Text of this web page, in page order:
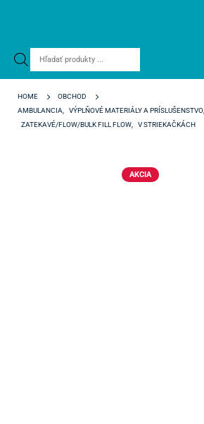
Products
HOME
OBCHOD
AMBULANCIA
VÝPLŇOVÉ MATERIÁLY A PRÍSLUŠENSTVO
ZATEKAVÉ/FLOW/BULK FILL FLOW
V STRIEKAČKÁCH
AKCIA